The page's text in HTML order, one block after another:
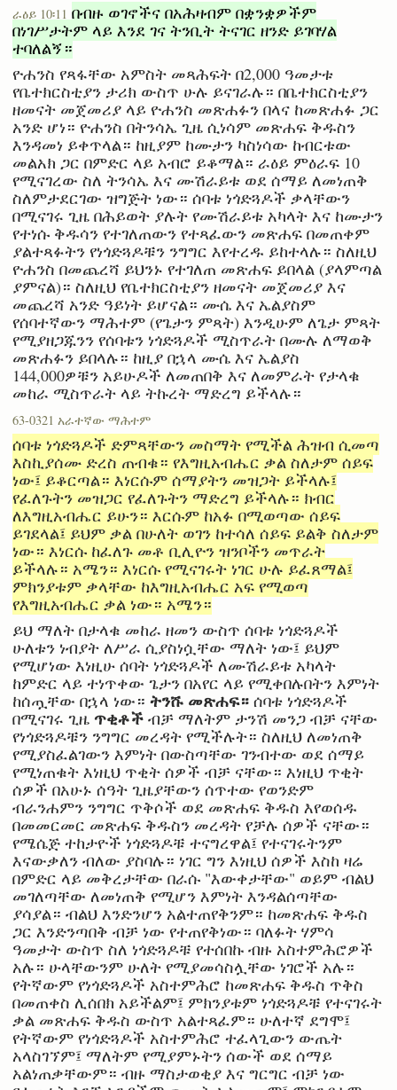
ራዕይ 10፡11 በብዙ ወገኖችና በአሕዛብም በቋንቋዎችም
በነገሥታትም ላይ እንደ ገና ትንቢት ትናገር ዘንድ ይገባሃል
ተባለልኝ።
ዮሐንስ የጻፋቸው አምስት መጻሕፍት በ2,000 ዓመታቱ
የቤተክርስቲያን ታሪክ ውስጥ ሁሉ ይናገራሉ። በቤተክርስቲያን
ዘመናት መጀመሪያ ላይ ዮሐንስ መጽሐፉን በላና ከመጽሐፉ ጋር
አንድ ሆነ። ዮሐንስ በትንሳኤ ጊዜ ሲነሳም መጽሐፍ ቅዱስን
እንዳመነ ይቀጥላል። ከዚያም ከሙታን ካስነሳው ከብርቱው
መልአክ ጋር በምድር ላይ አብሮ ይቆማል። ራዕይ ምዕራፍ 10
የሚናገረው ስለ ትንሳኤ እና ሙሽራይቱ ወደ ሰማይ ለመነጠቅ
ስለምታደርገው ዝግጅት ነው። ሰባቱ ነጎድጓዶች ቃላቸውን
በሚናገሩ ጊዜ በሕይወት ያሉት የሙሽራይቱ አካላት እና ከሙታን
የተነሱ ቅዱሳን የተገለጠውን የተጻፈውን መጽሐፍ በመጠቀም
ያልተጻፉትን የነጎድጓዶቹን ንግግር እየተረዱ ይከተላሉ። ስለዚህ
ዮሐንስ በመጨረሻ ይህንኑ የተገለጠ መጽሐፍ ይበላል (ያላምጣል
ያምናል)። ስለዚህ የቤተክርስቲያን ዘመናት መጀመሪያ እና
መጨረሻ አንድ ዓይነት ይሆናል። ሙሴ እና ኤልያስም
የሰባተኛውን ማሕተም (የጌታን ምጻት) እንዲሁም ለጌታ ምጻት
የሚያዘጋጁንን የሰባቱን ነጎድጓዶች ሚስጥራት በሙሉ ለማወቅ
መጽሐፉን ይበላሉ። ከዚያ በኋላ ሙሴ እና ኤልያስ
144,000ዎቹን አይሁዶች ለመጠበቅ እና ለመምራት የታላቁ
መከራ ሚስጥራት ላይ ትኩረት ማድረግ ይችላሉ።
63-0321 አራተኛው ማሕተም
ሰባቱ ነጎድጓዶች ድምጻቸውን መስማት የሚችል ሕዝብ ሲመጣ
እስኪያሰሙ ድረስ ጠብቁ። የእግዚአብሔር ቃል ስለታም ሰይፍ
ነው፤ ይቆርጣል። እነርሱም ሰማያትን መዝጋት ይችላሉ፤
የፈለጉትን መዝጋር የፈለጉትን ማድረግ ይችላሉ። ክብር
ለእግዚአብሔር ይሁን። እርሱም ከአፉ በሚወጣው ሰይፍ
ይገደላል፤ ይህም ቃል በሁለት ወገን ከተሳለ ሰይፍ ይልቅ ስለታም
ነው። እነርሱ ከፈለጉ መቶ ቢሊዮን ዝንቦችን መጥራት
ይችላሉ። አሜን። እነርሱ የሚናገሩት ነገር ሁሉ ይፈጸማል፤
ምክንያቱም ቃላቸው ከእግዚአብሔር አፍ የሚወጣ
የእግዚአብሔር ቃል ነው። አሜን።
ይህ ማለት በታላቁ መከራ ዘመን ውስጥ ሰባቱ ነጎድጓዶች
ሁለቱን ነብያት ለሥራ ሲያስነሷቸው ማለት ነው፤ ይህም
የሚሆነው እነዚሁ ሰባት ነጎድጓዶች ለሙሽራይቱ አካላት
ከምድር ላይ ተነጥቀው ጌታን በአየር ላይ የሚቀበሉበትን እምነት
ከሰጧቸው በኋላ ነው። ትንሹ መጽሐፍ። ሰባቱ ነጎድጓዶች
በሚናገሩ ጊዜ ጥቂቶች ብቻ ማለትም ታንሽ መንጋ ብቻ ናቸው
የነጎድጓዶቹን ንግግር መረዳት የሚችሉት። ስለዚህ ለመነጠቅ
የሚያስፈልገውን እምነት በውስጣቸው ገንብተው ወደ ሰማይ
የሚነጠቁት እነዚህ ጥቂት ሰዎች ብቻ ናቸው። እነዚህ ጥቂት
ሰዎች በአሁኑ ሰዓት ጊዜያቸውን ሰጥተው የወንድም
ብራንሐምን ንግግር ጥቅሶች ወደ መጽሐፍ ቅዱስ እየወሰዱ
በመመርመር መጽሐፍ ቅዱስን መረዳት የቻሉ ሰዎች ናቸው።
የሜሴጅ ተከታዮች ነጎድጓዶቹ ተናግረዋል፤ የተናገሩትንም
እናውቃለን ብለው ያስባሉ። ነገር ግን እነዚህ ሰዎች እስከ ዛሬ
በምድር ላይ መቅረታቸው በራሱ "እውቀታቸው" ወይም ብልህ
መገለጣቸው ለመነጠቅ የሚሆን እምነት እንዳልሰጣቸው
ያሳያል። ብልህ እንድንሆን አልተጠየቅንም። ከመጽሐፍ ቅዱስ
ጋር እንድንጣበቅ ብቻ ነው የተጠየቅነው። ባለፉት ሃምሳ
ዓመታት ውስጥ ስለ ነጎድጓዶቹ የተሰበኩ ብዙ አስተምሕሮዎች
አሉ። ሁላቸውንም ሁለት የሚያመሳስሏቸው ነገሮች አሉ።
የትኛውም የነጎድጓዶች አስተምሕሮ ከመጽሐፍ ቅዱስ ጥቅስ
በመጠቀስ ሊሰበክ አይችልም፤ ምክንያቱም ነጎድጓዶቹ የተናገሩት
ቃል መጽሐፍ ቅዱስ ውስጥ አልተጻፈም። ሁለተኛ ደግሞ፤
የትኛውም የነጎድጓዶች አስተምሕሮ ተፈላጊውን ውጤት
አላስገኘም፤ ማለትም የሚያምኑትን ሰውች ወደ ሰማይ
አልነጠቃቸውም። ብዙ ማስታወቂያ እና ግርግር ብቻ ነው